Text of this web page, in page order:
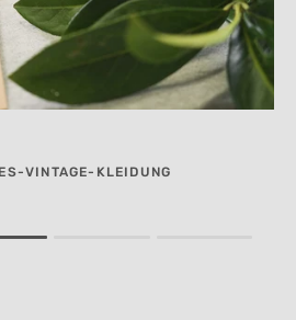
VINTAGE-KLEIDUNG
for "" is 2.